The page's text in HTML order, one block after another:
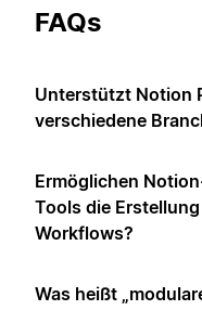
FAQs
Unterstützt Notion
verschiedene
Ermöglichen
Tools die
Workflows?
Was heißt